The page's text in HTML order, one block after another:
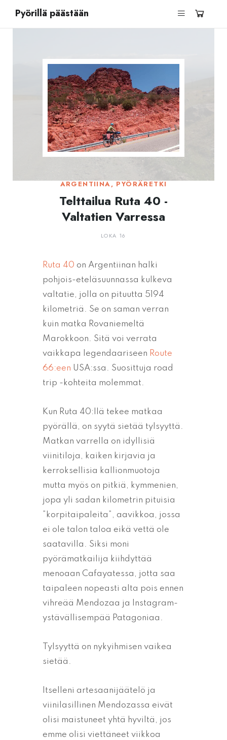
Pyörillä päästään
ARGENTIINA, PYÖRÄRETKI
Telttailua Ruta 40 -
Valtatien Varressa
LOKA 16
Ruta 40 on Argentiinan halki
pohjois-eteläsuunnassa kulkeva
valtatie, jolla on pituutta 5194
kilometriä. Se on saman verran
kuin matka Rovaniemeltä
Marokkoon. Sitä voi verrata
vaikkapa legendaariseen Route
66:een USA:ssa. Suosittuja road
trip -kohteita molemmat.
Kun Ruta 40:llä tekee matkaa
pyörällä, on syytä sietää tylsyyttä.
Matkan varrella on idyllisiä
viinitiloja, kaiken kirjavia ja
kerroksellisia kallionmuotoja
mutta myös on pitkiä, kymmenien,
jopa yli sadan kilometrin pituisia
”korpitaipaleita”, aavikkoa, jossa
ei ole talon taloa eikä vettä ole
saatavilla. Siksi moni
pyörämatkailija kiihdyttää
menoaan Cafayatessa, jotta saa
taipaleen nopeasti alta pois ennen
vihreää Mendozaa ja Instagram-
ystävällisempää Patagoniaa.
Tylsyyttä on nykyihmisen vaikea
sietää.
Itselleni artesaanijäätelö ja
viinilasillinen Mendozassa eivät
olisi maistuneet yhtä hyviltä, jos
emme olisi viettäneet viikkoa